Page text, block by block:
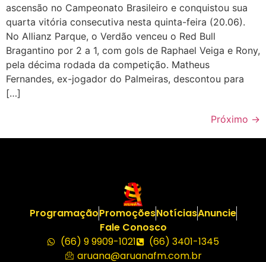
ascensão no Campeonato Brasileiro e conquistou sua
quarta vitória consecutiva nesta quinta-feira (20.06).
No Allianz Parque, o Verdão venceu o Red Bull
Bragantino por 2 a 1, com gols de Raphael Veiga e Rony,
pela décima rodada da competição. Matheus
Fernandes, ex-jogador do Palmeiras, descontou para
[…]
Próximo →
ProgramaçãoPromoçõesNotíciasAnuncie
Fale Conosco
(66) 9 9909-1021
(66) 3401-1345
aruana@aruanafm.com.br